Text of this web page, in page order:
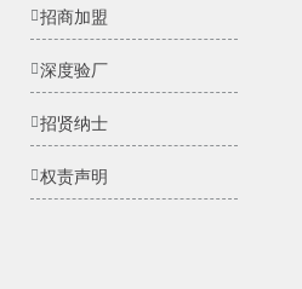
招商加盟
深度验厂
招贤纳士
权责声明